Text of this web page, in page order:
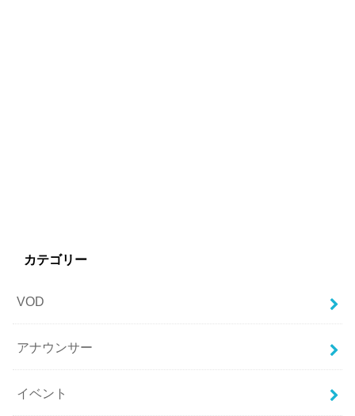
カテゴリー
VOD
アナウンサー
イベント